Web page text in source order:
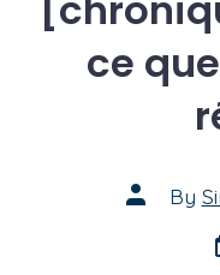
ce
Post
author
By